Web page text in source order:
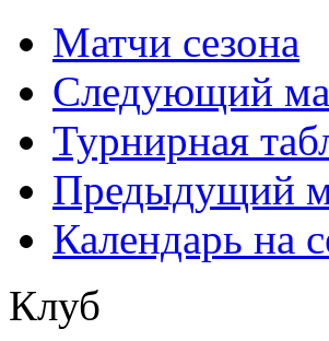
Матчи сезона
Следующий
Турнирная
Предыдущий
Календарь на
Клуб